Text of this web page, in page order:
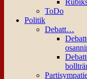
ToDo
Politik
Debatt…